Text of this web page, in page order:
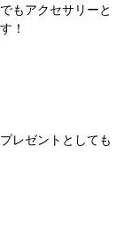
もアクセサリーと
！
レゼントとしても